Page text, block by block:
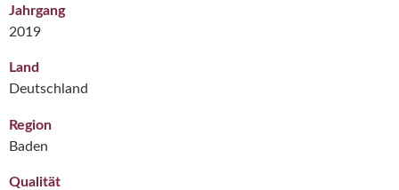
Jahrgang
2019
Land
Deutschland
Region
Baden
Qualität